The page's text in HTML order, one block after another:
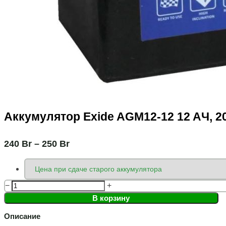
Аккумулятор Exide AGM12-12 12 AЧ,
240 Br – 250 Br
−
+
В корзину
Описание